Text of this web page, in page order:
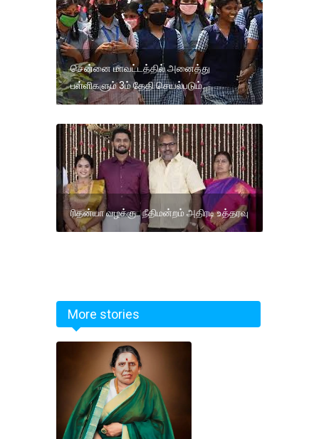
சென்னை மாவட்டத்தில் அனைத்து
பள்ளிகளும் 3ம் தேதி செயல்படும்.
ரிதன்யா வழக்கு.. நீதிமன்றம் அதிரடி உத்தரவு
More stories